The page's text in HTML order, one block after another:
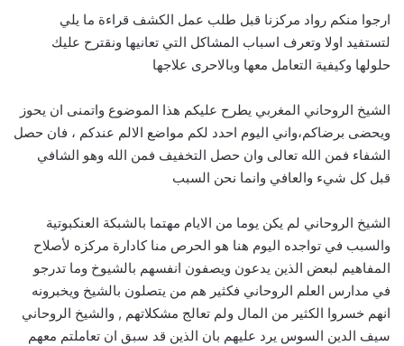
ارجوا منكم رواد مركزنا قبل طلب عمل الكشف قراءة ما يلي
لتستفيد اولا وتعرف اسباب المشاكل التي تعانيها ونقترح عليك
حلولها وكيفية التعامل معها وبالاحرى علاجها
الشيخ الروحاني المغربي يطرح عليكم هذا الموضوع واتمنى ان يحوز
ويحضى برضاكم،واني اليوم احدد لكم مواضع الالم عندكم ، فان حصل
الشفاء فمن الله تعالى وان حصل التخفيف فمن الله وهو الشافي
قبل كل شيء والعافي وانما نحن السبب
الشيخ الروحاني لم يكن يوما من الايام مهتما بالشبكة العنكبوتية
والسبب في تواجده اليوم هنا هو الحرص منا كادارة مركزه لأصلاح
المفاهيم لبعض الذين يدعون ويصفون انفسهم بالشيوخ وما تدرجو
في مدارس العلم الروحاني فكثير هم من يتصلون بالشيخ ويخبرونه
انهم خسروا الكثير من المال ولم تعالج مشكلاتهم , والشيخ الروحاني
سيف الدين السوس يرد عليهم بان الذين قد سبق ان تعاملتم معهم